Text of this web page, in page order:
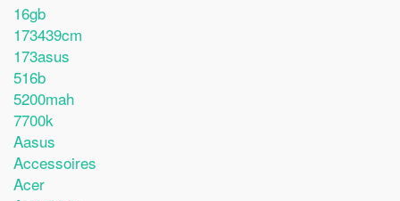
16gb
173439cm
173asus
516b
5200mah
7700k
Aasus
Accessoires
Acer